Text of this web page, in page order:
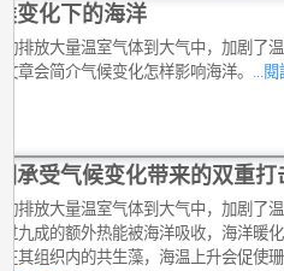
变化下的海洋
排放大量温室气体到大气中，加剧了
章会简介气候变化怎样影响海洋。
...
承受气候变化带来的双重打
排放大量温室气体到大气中，加剧了
九成的额外热能被海洋吸收，海洋暖
其组织内的共生藻，海温上升会促使